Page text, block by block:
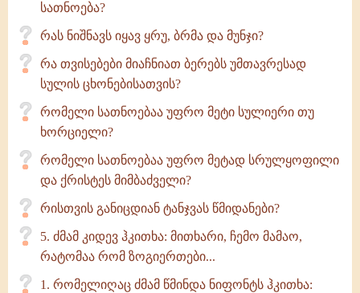
სათნოება?
რას ნიშნავს იყავ ყრუ, ბრმა და მუნჯი?
რა თვისებები მიაჩნიათ ბერებს უმთავრესად
სულის ცხონებისათვის?
რომელი სათნოებაა უფრო მეტი­ სულიერი თუ
ხორციელი?
რომელი სათნოებაა უფრო მეტად სრულყოფილი
და ქრისტეს მიმბაძველი?
რისთვის განიცდიან ტანჯვას წმიდანები?
5. ძმამ კიდევ ჰკითხა: მითხარი, ჩემო მამაო,
რატომაა რომ ზოგიერთები...
1. რომელიღაც ძმამ წმინდა ნიფონტს ჰკითხა: